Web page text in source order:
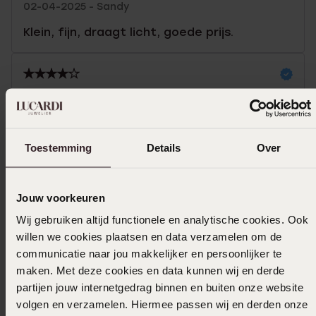
Toestemming Details Over
Jouw voorkeuren
Wij gebruiken altijd functionele en analytische cookies. Ook
willen we cookies plaatsen en data verzamelen om de
communicatie naar jou makkelijker en persoonlijker te
maken. Met deze cookies en data kunnen wij en derde
partijen jouw internetgedrag binnen en buiten onze website
volgen en verzamelen. Hiermee passen wij en derden onze
02-04-2025 - Sandy
Klein, fijn, draagt licht, goede prijs.
Selecteer maat & bestel
Ook leuk voor jou